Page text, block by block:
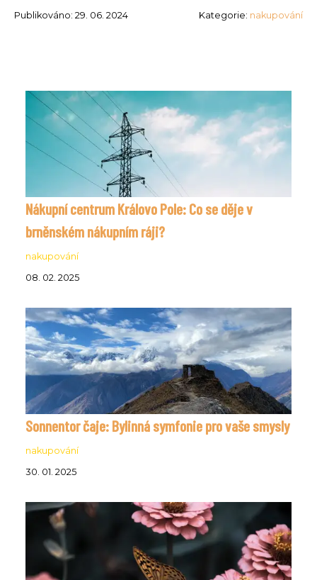
Publikováno: 29. 06. 2024 Kategorie: nakupování
Nákupní centrum Královo Pole: Co se děje v
brněnském nákupním ráji?
nakupování
08. 02. 2025
Sonnentor čaje: Bylinná symfonie pro vaše smysly
nakupování
30. 01. 2025